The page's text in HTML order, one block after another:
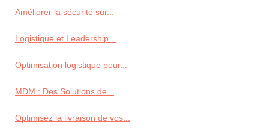
Améliorer la sécurité sur...
Logistique et Leadership...
Optimisation logistique pour...
MDM : Des Solutions de...
Optimisez la livraison de vos...